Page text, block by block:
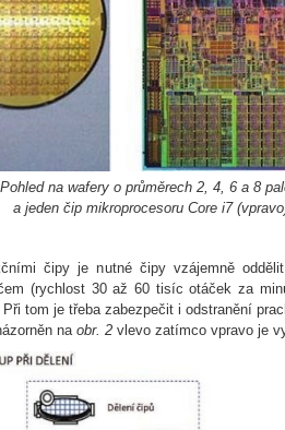
na wafery o průměrech 2, 4, 6 a 8
a jeden čip mikroprocesoru Core i7
čipy je nutné čipy vzájemně
(rychlost 30 až 60 tisíc otáček za
tom je třeba zabezpečit i odstranění
na obr. 2 vlevo zatímco vpravo je